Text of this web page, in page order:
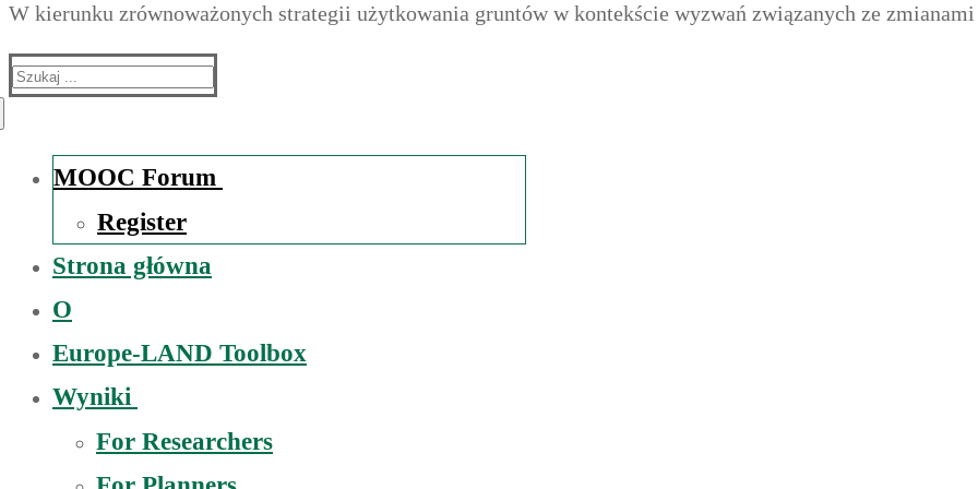
W kierunku zrównoważonych strategii użytkowania gruntów w kontekście wyzwań związanych ze
Suche
MOOC Forum
Register
Strona główna
O
Europe-LAND Toolbox
Wyniki
For Researchers